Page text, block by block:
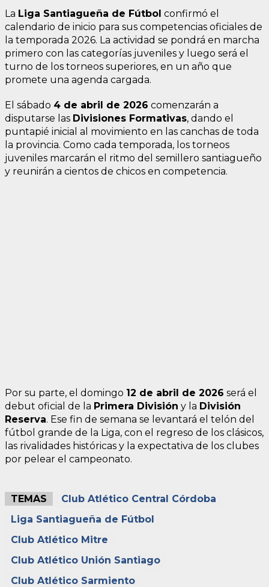
La Liga Santiagueña de Fútbol confirmó el
calendario de inicio para sus competencias oficiales de
la temporada 2026. La actividad se pondrá en marcha
primero con las categorías juveniles y luego será el
turno de los torneos superiores, en un año que
promete una agenda cargada.
El sábado 4 de abril de 2026 comenzarán a
disputarse las Divisiones Formativas, dando el
puntapié inicial al movimiento en las canchas de toda
la provincia. Como cada temporada, los torneos
juveniles marcarán el ritmo del semillero santiagueño
y reunirán a cientos de chicos en competencia.
Por su parte, el domingo 12 de abril de 2026 será el
debut oficial de la Primera División y la División
Reserva. Ese fin de semana se levantará el telón del
fútbol grande de la Liga, con el regreso de los clásicos,
las rivalidades históricas y la expectativa de los clubes
por pelear el campeonato.
TEMAS
Club Atlético Central Córdoba
Liga Santiagueña de Fútbol
Club Atlético Mitre
Club Atlético Unión Santiago
Club Atlético Sarmiento